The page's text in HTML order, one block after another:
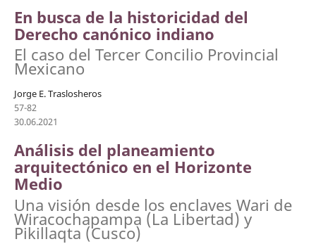
En busca de la historicidad del
Derecho canónico indiano
El caso del Tercer Concilio Provincial
Mexicano
Jorge E. Traslosheros
57-82
30.06.2021
Análisis del planeamiento
arquitectónico en el Horizonte
Medio
Una visión desde los enclaves Wari de
Wiracochapampa (La Libertad) y
Pikillaqta (Cusco)